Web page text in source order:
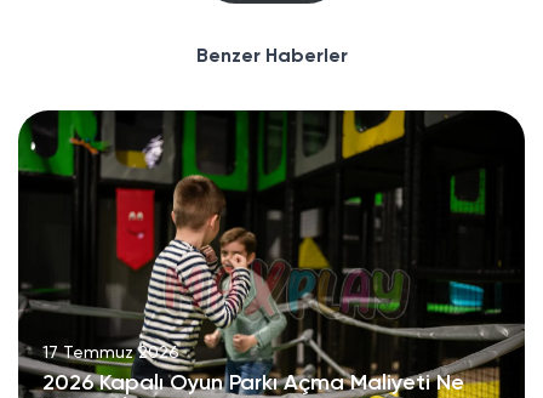
Benzer Haberler
17 Temmuz 2026
2026 Kapalı Oyun Parkı Açma Maliyeti Ne